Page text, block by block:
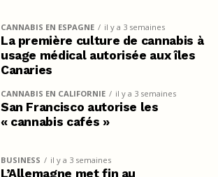
CANNABIS EN ESPAGNE il y a 3 semaines
La première culture de cannabis à
usage médical autorisée aux îles
Canaries
CANNABIS EN CALIFORNIE il y a 3 semaines
San Francisco autorise les
« cannabis cafés »
BUSINESS il y a 3 semaines
L’Allemagne met fin au